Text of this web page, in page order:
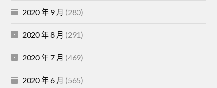
2020 年 9 月 (280)
2020 年 8 月 (291)
2020 年 7 月 (469)
2020 年 6 月 (565)